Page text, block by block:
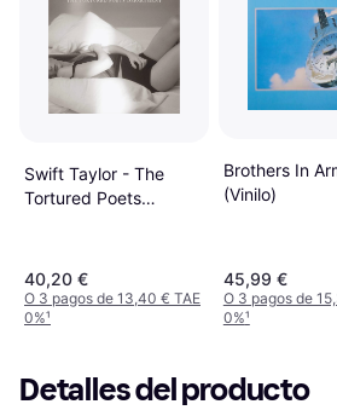
Swift Taylor - The
Tortured Poets
40,20 €
O 3 pagos de 13,40 € TAE
0%¹
Brothers In
(Vinilo)
45,99 €
O 3 pagos de
0%¹
Detalles del producto